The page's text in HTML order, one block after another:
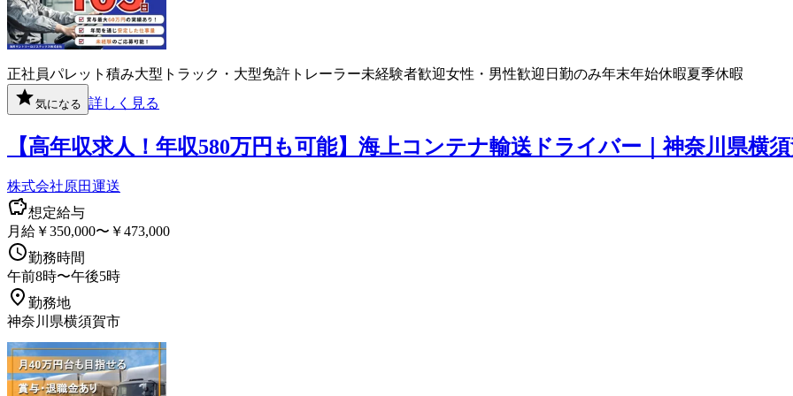
正社員パレット積み大型トラック・大型免許 トレーラー未経験者歓迎女性・男性歓迎 日勤のみ年末年始休暇夏季休暇
気になる 詳しく見る
【高年収求人！年収580万円も可能】海上コンテナ輸送ドライバー｜神奈川県横
株式会社原田運送
想定給与
月給￥350,000〜￥473,000
勤務時間
午前8時〜午後5時
勤務地
神奈川県横須賀市